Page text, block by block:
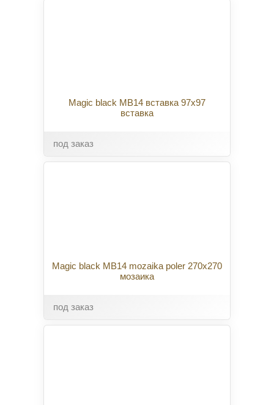
Magic black MB14 вставка 97x97
вставка
под заказ
Magic black MB14 mozaika poler 270x270
мозаика
под заказ